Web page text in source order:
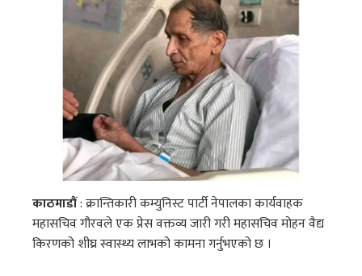
काठमाडौं: क्रान्तिकारी कम्युनिस्ट पार्टी नेपालका कार्यवाहक
महासचिव गौरवले एक प्रेस वक्तव्य जारी गरी महासचिव मोहन वैद्य
किरणको शीघ्र स्वास्थ्य लाभको कामना गर्नुभएको छ ।